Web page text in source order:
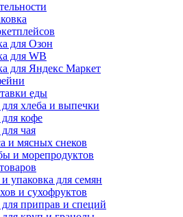
для Озон
для WB
для Яндекс Маркет
еды
хлеба и выпечки
кофе
чая
и мясных снеков
и морепродуктов
упаковка для семян
и сухофруктов
приправ и специй